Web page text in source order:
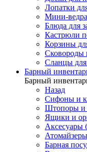
Лопатки
Мини-
Блюда для
Кастрюли
Корзины
Сковороды
Сланцы для
Барный
Барный
Назад
Сифоны и
Штопоры и
Ящики и
Аксесуары
Барная